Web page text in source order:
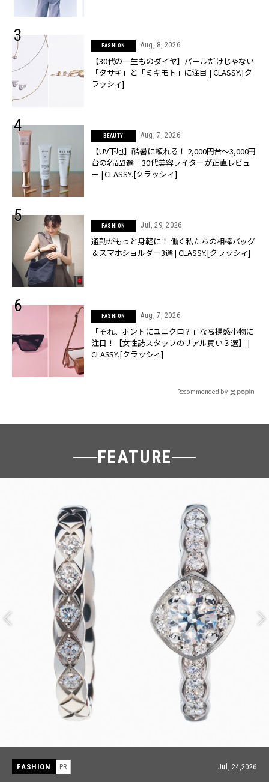
FASHION Aug, 8, 2026
【30代の一生ものダイヤ】パールだけじゃない
「タサキ」と「ミキモト」に注目 | CLASSY.[ク
ラッシィ]
BEAUTY Aug, 7, 2026
【UV下地】酷暑に頼れる！ 2,000円台〜3,000円
台の名品3選｜30代美容ライターが正直レビュ
ー | CLASSY.[クラッシィ]
FASHION Jul, 29, 2026
通勤がもっと身軽に！ 働く私たちの相棒バッグ
＆スマホショルダー3選 | CLASSY.[クラッシィ]
FASHION Aug, 7, 2026
「それ、ホントにユニクロ？」な高揚感小物に
注目！【女性誌スタッフのリアル買い３選】 |
CLASSY.[クラッシィ]
Recommended by
FEATURE
FASHION PR Jul, 24,2026